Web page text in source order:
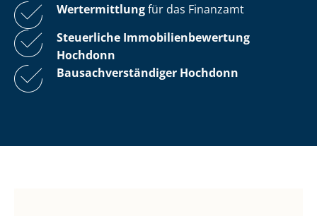
Wertermittlungfür das Finanzamt
Steuerliche Im­mo­bi­li­en­be­wer­tung
Hochdonn
Bau­sach­ver­stän­di­ger Hochdonn